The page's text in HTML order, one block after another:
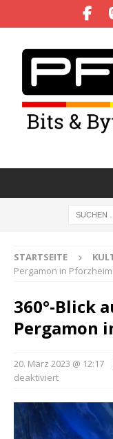
STARTSEITE
Pergamon in Pforzheim
360°-Blick
Pergamon
20. März 2023 @ 12:17
deaktiviert